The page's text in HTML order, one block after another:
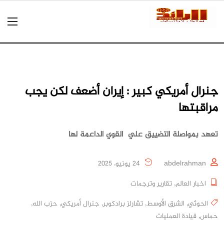
جنرال أمريكي كبير : إيران أضعف لكن يجب
مراقبتها
تعهد بمواصلة التضييق علي القوي الداعمة لها
abdelrahman
اخبار العالم, تقارير وترجمات
الحوثي, الشرق الأوسط, تشارلز برادكوبر, جنرال أمريكي, حزب الله,
حماس, قيادة العمليات